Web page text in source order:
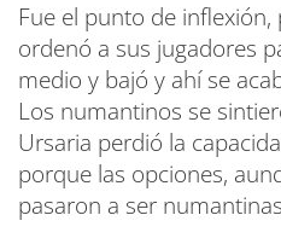
Fue el punto de inflexión,
ordenó a sus jugadores
medio y bajó y ahí se
Los numantinos se
Ursaria perdió la
porque las opciones,
pasaron a ser